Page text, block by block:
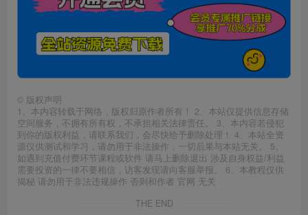
© 版权声明
1、本内容转载于网络，版权归原作者所有！ 2、本站仅提供信息存储
空间服务，不拥有所有权，不承担相关法律责任。 3、本内容若侵犯
到你的版权利益，请联系我们，会尽快给予删除处理！ 4、本站全资
源仅供测试和学习，请勿用于非法操作，一切后果与本站无关。 5、
如遇到充值付费环节课程或软件 请马上删除退出 涉及自身权益/利益
需要投资的一律不要相信，访客发现请向客服举报。 6、本教程仅供
揭秘 请勿用于非法违规操作 否则和作者 官网 无关
THE END